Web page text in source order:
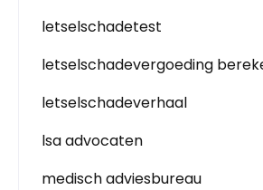
letselschadetest
letselschadevergoeding
letselschadeverhaal
lsa advocaten
medisch adviesbureau